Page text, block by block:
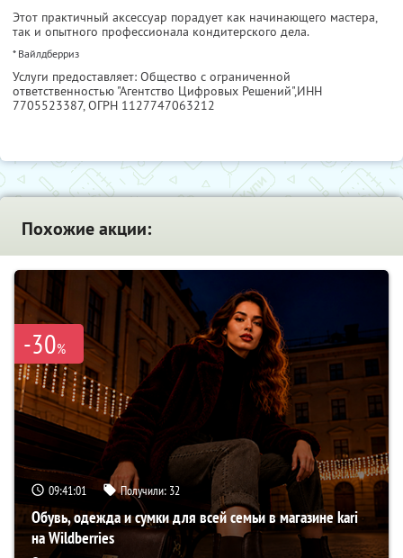
Этот практичный аксессуар порадует как начинающего мастера,
так и опытного профессионала кондитерского дела.
* Вайлдберриз
Услуги предоставляет: Общество с ограниченной
ответственностью "Агентство Цифровых Решений",ИНН
7705523387, ОГРН 1127747063212
Похожие акции:
-30%
09:41:00 Получили: 32
Обувь, одежда и сумки для всей семьи в магазине kari
на Wildberries